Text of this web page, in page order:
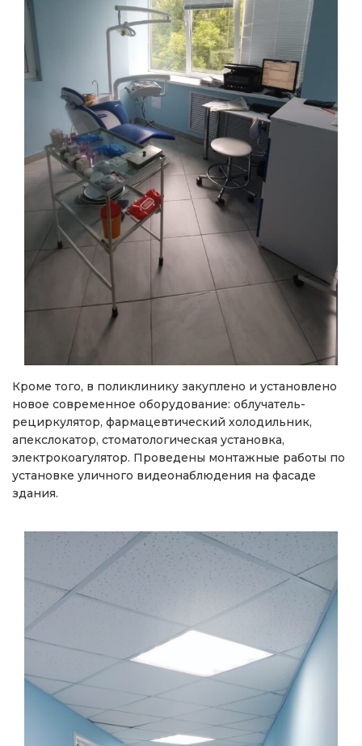
Кроме того, в поликлинику закуплено и установлено
новое современное оборудование: облучатель-
рециркулятор, фармацевтический холодильник,
апекслокатор, стоматологическая установка,
электрокоагулятор. Проведены монтажные работы по
установке уличного видеонаблюдения на фасаде
здания.